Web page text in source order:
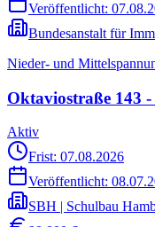
Veröffentlicht:
Bundesanstalt für
Nieder- und
Oktaviostraße 143
Aktiv
Frist: 07.08.2026
Veröffentlicht:
SBH | Schulbau